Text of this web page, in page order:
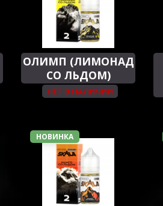
ОЛИМП (ЛИМОНАД
СО ЛЬДОМ)
НЕТ В НАЛИЧИИ
НОВИНКА